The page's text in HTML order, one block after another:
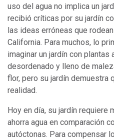
uso del agua no implica un
recibió críticas por su jardín
las ideas erróneas que
California. Para muchos, lo
imaginar un jardín con
desordenado y lleno de
flor, pero su jardín demuestra
realidad.
Hoy en día, su jardín requiere
ahorra agua en comparación
autóctonas. Para compensar